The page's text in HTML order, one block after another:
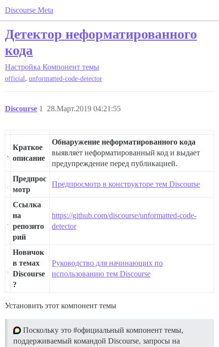
Discourse Meta
Детектор неформатированного
кода
Настройка Компонент темы
official, unformatted-code-detector
Discourse 28.Март.2019 04:21:55
1
Краткое
описание
Обнаружение неформатированного кода
выявляет неформатированный код и выдает
предупреждение перед публикацией.
Предпрос
мотр
Предпросмотр в конструкторе тем Discourse
Ссылка
на
репозито
рий
https://github.com/discourse/unformatted-code-
detector
Новичок
в темах
Discourse
?
Руководство для начинающих по
использованию тем Discourse
Установить этот компонент темы
Поскольку это #официальный компонент темы,
поддерживаемый командой Discourse, запросы на